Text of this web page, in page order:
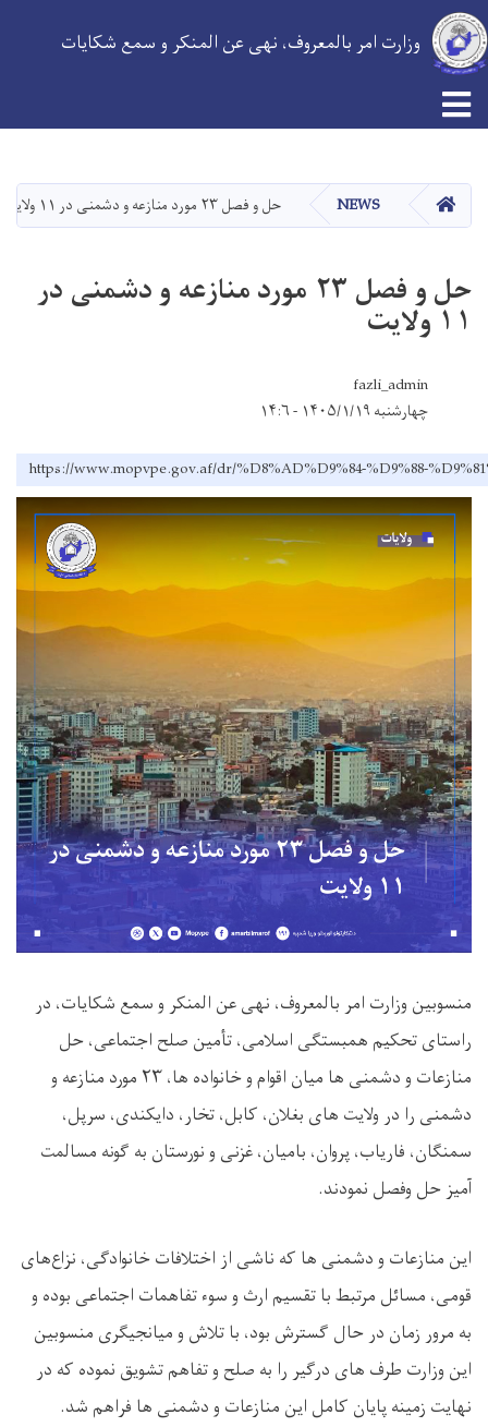
main
content
وزارت امر بالمعروف، نهی عن المنکر و سمع شکایات
HOME
NEWS حل و فصل ۲۳ مورد منازعه و دشمنی در ۱۱ ولایت
حل و فصل ۲۳ مورد منازعه و دشمنی در
۱۱ ولایت
fazli_admin
چهارشنبه ۱۴۰۵/۱/۱۹ - ۱۴:۶
https://www.mopvpe.gov.af/dr/%D8%AD%D9%84-%D9%88-
منسوبین وزارت امر بالمعروف، نهی عن المنکر و سمع شکایات، در
راستای تحکیم همبستگی اسلامی، تأمین صلح اجتماعی، حل
منازعات و دشمنی ها میان اقوام و خانواده‌ ها،۲۳ مورد منازعه و
دشمنی را در ولایت ‌های بغلان، کابل، تخار، دایکندی، سرپل،
سمنگان، فاریاب، پروان، بامیان، غزنی و نورستان به ‌گونه مسالمت
‌آمیز حل‌ وفصل نمودند.
این منازعات و دشمنی ها که ناشی از اختلافات خانوادگی، نزاع‌های
قومی، مسائل مرتبط با تقسیم ارث و سوء تفاهمات اجتماعی بوده و
به‌ مرور زمان در حال گسترش بود، با تلاش و میانجیگری منسوبین
این وزارت طرف‌ های درگیر را به صلح و تفاهم تشویق نموده که در
نهایت زمینه پایان کامل این منازعات و دشمنی ها فراهم شد.